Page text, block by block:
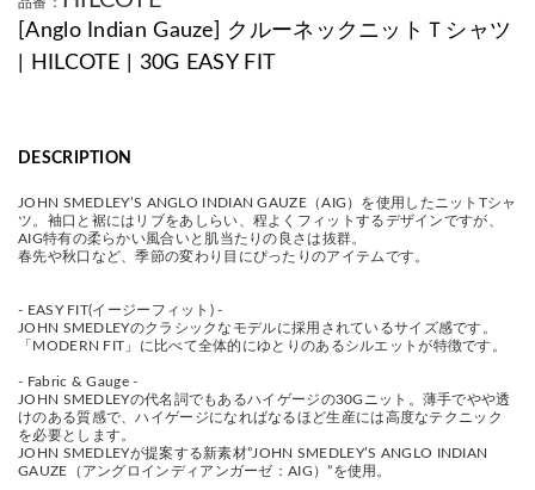
[Anglo Indian Gauze] クルーネックニットＴシャツ
| HILCOTE | 30G EASY FIT
DESCRIPTION
JOHN SMEDLEY’S ANGLO INDIAN GAUZE（AIG）を使用したニットTシャ
ツ。袖口と裾にはリブをあしらい、程よくフィットするデザインですが、
AIG特有の柔らかい風合いと肌当たりの良さは抜群。
春先や秋口など、季節の変わり目にぴったりのアイテムです。
- EASY FIT(イージーフィット) -
JOHN SMEDLEYのクラシックなモデルに採用されているサイズ感です。
「MODERN FIT」に比べて全体的にゆとりのあるシルエットが特徴です。
- Fabric & Gauge -
JOHN SMEDLEYの代名詞でもあるハイゲージの30Gニット。薄手でやや透
けのある質感で、ハイゲージになればなるほど生産には高度なテクニック
を必要とします。
JOHN SMEDLEYが提案する新素材”JOHN SMEDLEY’S ANGLO INDIAN
GAUZE（アングロインディアンガーゼ：AIG）”を使用。